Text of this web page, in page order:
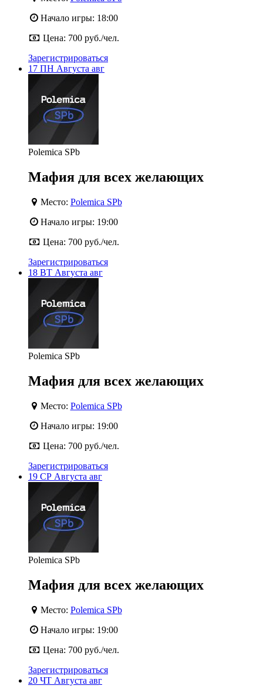
Начало игры: 18:00
Цена: 700 руб./чел.
Зарегистрироваться
17 ПН Августа авг
Polemica SPb
Мафия для всех желающих
Место: Polemica SPb
Начало игры: 19:00
Цена: 700 руб./чел.
Зарегистрироваться
18 ВТ Августа авг
Polemica SPb
Мафия для всех желающих
Место: Polemica SPb
Начало игры: 19:00
Цена: 700 руб./чел.
Зарегистрироваться
19 СР Августа авг
Polemica SPb
Мафия для всех желающих
Место: Polemica SPb
Начало игры: 19:00
Цена: 700 руб./чел.
Зарегистрироваться
20 ЧТ Августа авг